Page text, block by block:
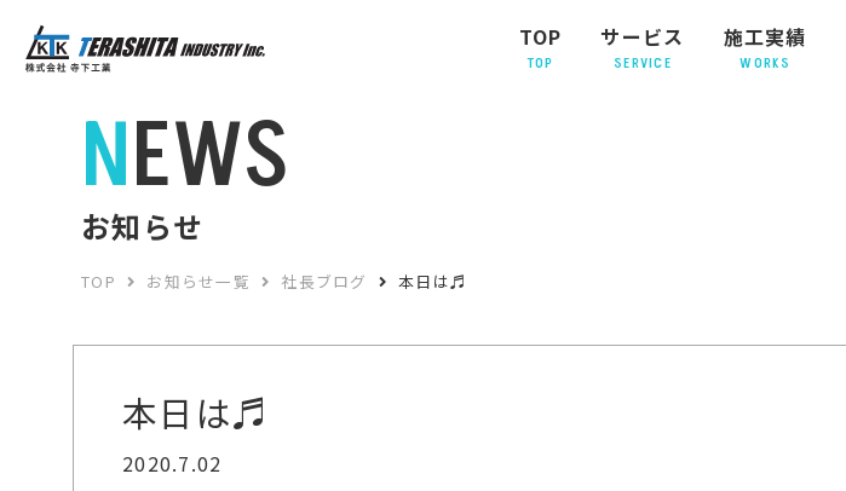
TOP
TOP
サービス
SERVICE
施工実績
WORKS
NEWS
お知らせ
TOP お知らせ一覧 社長ブログ 本日は♬
本日は♬
2020.7.02